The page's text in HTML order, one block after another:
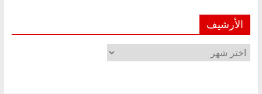
الأرشيف
الأرشيف